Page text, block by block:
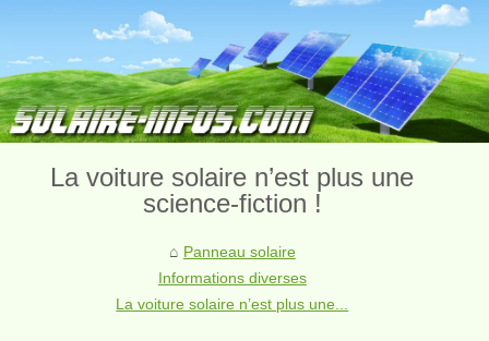
La voiture solaire n’est plus une
science-fiction !
Panneau solaire
Informations diverses
La voiture solaire n’est plus une...